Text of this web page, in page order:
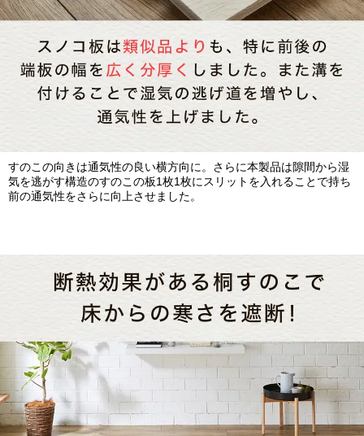
すのこの向きは通気性の良い横方向に。さらに本製品は隙間から湿
気を逃がす構造のすのこの板1枚1枚にスリットを入れることで持ち
前の通気性をさらに向上させました。